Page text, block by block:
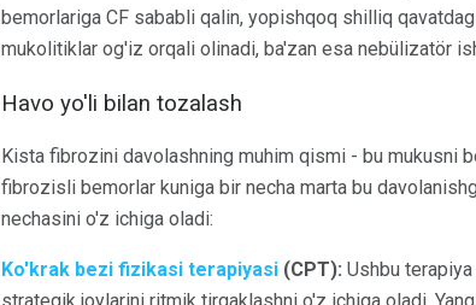
bemorlariga CF sababli qalin, yopishqoq shilliq
mukolitiklar og'iz orqali olinadi, ba'zan esa nebülizatör
Havo yo'li bilan tozalash
Kista fibrozini davolashning muhim qismi - bu mukusni
fibrozisli bemorlar kuniga bir necha marta bu
nechasini o'z ichiga oladi:
Ko'krak bezi fizikasi terapiyasi (CPT): Ushbu